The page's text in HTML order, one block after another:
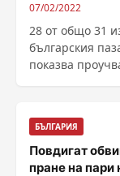
07/02/2022
28 от общо 31
българския
показва
БЪЛГАРИЯ
Повдигат
пране на пари